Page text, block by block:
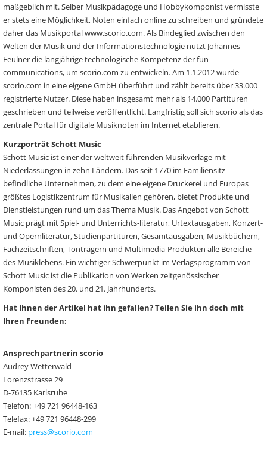
maßgeblich mit. Selber Musikpädagoge und Hobbykomponist vermisste
er stets eine Möglichkeit, Noten einfach online zu schreiben und gründete
daher das Musikportal www.scorio.com. Als Bindeglied zwischen den
Welten der Musik und der Informationstechnologie nutzt Johannes
Feulner die langjährige technologische Kompetenz der fun
communications, um scorio.com zu entwickeln. Am 1.1.2012 wurde
scorio.com in eine eigene GmbH überführt und zählt bereits über 33.000
registrierte Nutzer. Diese haben insgesamt mehr als 14.000 Partituren
geschrieben und teilweise veröffentlicht. Langfristig soll sich scorio als das
zentrale Portal für digitale Musiknoten im Internet etablieren.
Kurzporträt Schott Music
Schott Music ist einer der weltweit führenden Musikverlage mit
Niederlassungen in zehn Ländern. Das seit 1770 im Familiensitz
befindliche Unternehmen, zu dem eine eigene Druckerei und Europas
größtes Logistikzentrum für Musikalien gehören, bietet Produkte und
Dienstleistungen rund um das Thema Musik. Das Angebot von Schott
Music prägt mit Spiel- und Unterrichts-literatur, Urtextausgaben, Konzert-
und Opernliteratur, Studienpartituren, Gesamtausgaben, Musikbüchern,
Fachzeitschriften, Tonträgern und Multimedia-Produkten alle Bereiche
des Musiklebens. Ein wichtiger Schwerpunkt im Verlagsprogramm von
Schott Music ist die Publikation von Werken zeitgenössischer
Komponisten des 20. und 21. Jahrhunderts.
Hat Ihnen der Artikel hat ihn gefallen? Teilen Sie ihn doch mit
Ihren Freunden:
Ansprechpartnerin scorio
Audrey Wetterwald
Lorenzstrasse 29
D-76135 Karlsruhe
Telefon: +49 721 96448-163
Telefax: +49 721 96448-299
E-mail: press@scorio.com